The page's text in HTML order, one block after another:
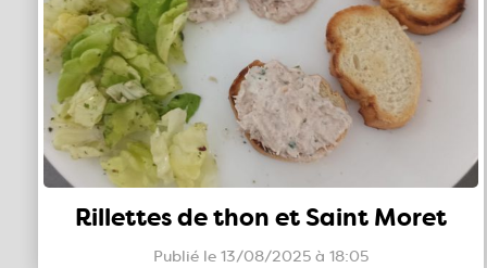
Rillettes de thon et Saint Moret
Publié le 13/08/2025 à 18:05